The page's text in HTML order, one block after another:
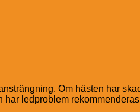
Om hästen har
ledproblem